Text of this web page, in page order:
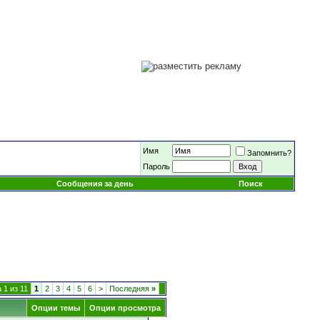
Имя
Запомнить?
Пароль
Сообщения за день
Поиск
из 11 1 2 3 4 5 6 > Последняя »
Опции темы Опции просмотра